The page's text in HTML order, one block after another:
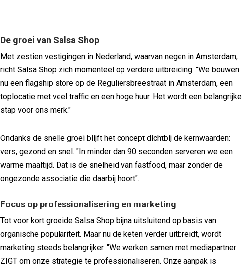
De groei van Salsa Shop
Met zestien vestigingen in Nederland, waarvan negen in Amsterdam,
richt Salsa Shop zich momenteel op verdere uitbreiding. "We bouwen
nu een flagship store op de Reguliersbreestraat in Amsterdam, een
toplocatie met veel traffic en een hoge huur. Het wordt een belangrijke
stap voor ons merk."
Ondanks de snelle groei blijft het concept dichtbij de kernwaarden:
vers, gezond en snel. "In minder dan 90 seconden serveren we een
warme maaltijd. Dat is de snelheid van fastfood, maar zonder de
ongezonde associatie die daarbij hoort".
Focus op professionalisering en marketing
Tot voor kort groeide Salsa Shop bijna uitsluitend op basis van
organische populariteit. Maar nu de keten verder uitbreidt, wordt
marketing steeds belangrijker. "We werken samen met mediapartner
ZIGT om onze strategie te professionaliseren. Onze aanpak is